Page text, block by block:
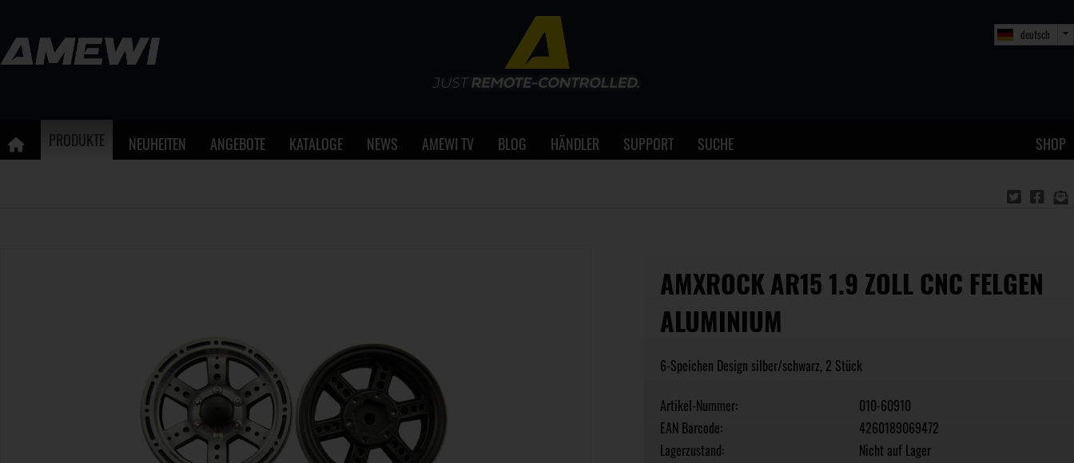
deutsch
PRODUKTE NEUHEITEN ANGEBOTE KATALOGE NEWS AMEWI TV BLOG HÄNDLER SUPPORT SUCHE SHOP
AMXROCK AR15 1.9 ZOLL CNC FELGEN
ALUMINIUM
6-Speichen Design silber/schwarz, 2 Stück
Artikel-Nummer:
010-60910
EAN Barcode:
4260189069472
Lagerzustand:
Nicht auf Lager